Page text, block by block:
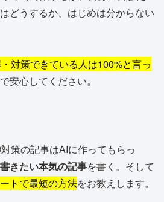
どうするか、はじめは分からない
対策できている人は100%と言っ
安心してください。
策の記事はAIに作ってもらっ
きたい本気の記事を書く。そして
トで最短の方法をお教えします。